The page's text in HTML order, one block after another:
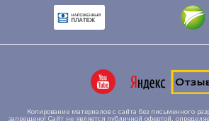
Копирование материалов с сайта без письменного
запрещено! Сайт не является публичной офертой,